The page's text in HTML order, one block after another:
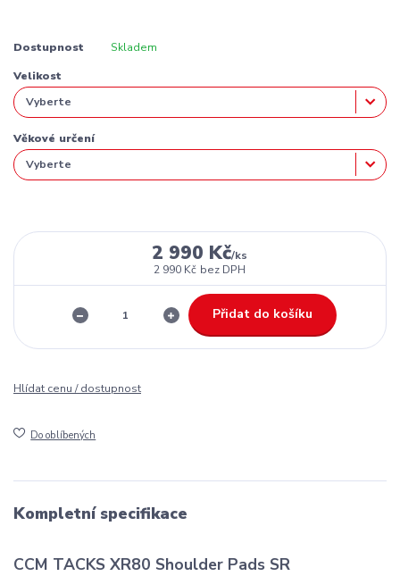
Dostupnost Skladem
Velikost
Věkové určení
2 990 Kč/ks
2 990 Kč bez DPH
Přidat do košíku
Hlídat cenu / dostupnost
Do oblíbených
Kompletní specifikace
CCM TACKS XR80 Shoulder Pads SR